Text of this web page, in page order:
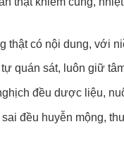
thật có nội dung, với
quán sát, luôn giữ
đều dược liệu,
đều huyễn mộng,